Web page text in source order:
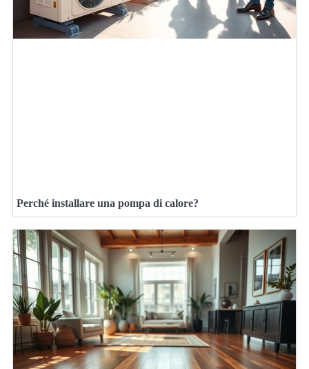
Perché installare una pompa di calore?